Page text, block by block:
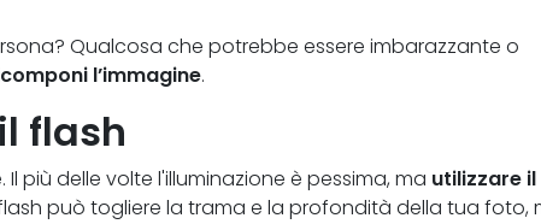
Qualcosa che potrebbe essere imbarazzante o
l’immagine.
flash
più delle volte l'illuminazione è pessima, ma utilizzare il
flash può togliere la trama e la profondità della tua foto,